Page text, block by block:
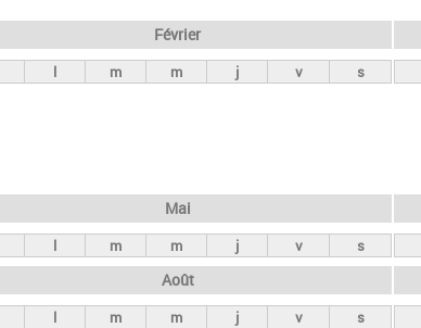
Février
l m m j v s
Mai
l m m j v s
Août
l m m j v s